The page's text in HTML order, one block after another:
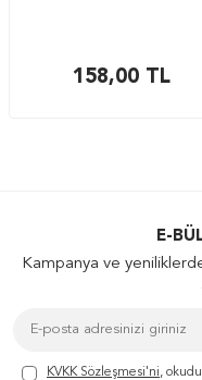
158,00 TL
E-
Kampanya ve
KVKK Sözleşmesi'ni,